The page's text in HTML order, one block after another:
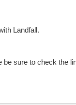
Landfall.
sure to check the